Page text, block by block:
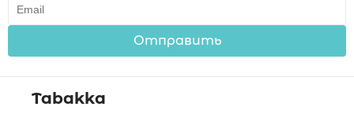
Отправить
Tabakka